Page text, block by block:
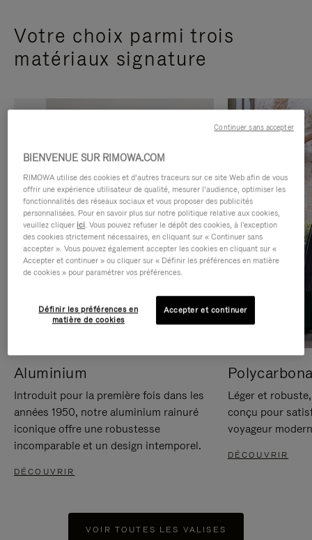
Votre choix parmi trois
matériaux signature
Aluminium
Introduit pour la première fois dans les
années 1950, notre aluminium rainuré
iconique offre une robustesse
incomparable et un design intemporel.
DÉCOUVRIR
Léger et
conçu pour
voyageur
DÉCOUVRIR
VOIR TOUTES LES VALISES
BIENVENUE SUR RIMOWA.COM
RIMOWA utilise des cookies et d’autres traceurs sur ce site Web afin de vous
offrir une expérience utilisateur de qualité, mesurer l’audience, optimiser les
fonctionnalités des réseaux sociaux et vous proposer des publicités
personnalisées. Pour en savoir plus sur notre politique relative aux cookies,
veuillez cliquer ici. Vous pouvez refuser le dépôt des cookies, à l'exception
des cookies strictement nécessaires, en cliquant sur « Continuer sans
accepter ». Vous pouvez également accepter les cookies en cliquant sur «
Accepter et continuer » ou cliquer sur « Définir les préférences en matière
de cookies » pour paramétrer vos préférences.
Définir les préférences en
matière de cookies
Accepter et continuer
Continuer sans accepter